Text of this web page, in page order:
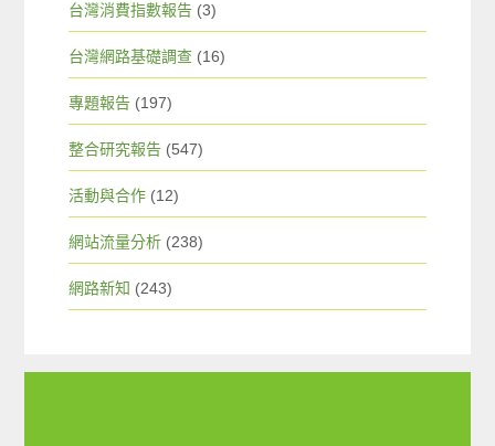
台灣消費指數報告 (3)
台灣網路基礎調查 (16)
專題報告 (197)
整合研究報告 (547)
活動與合作 (12)
網站流量分析 (238)
網路新知 (243)